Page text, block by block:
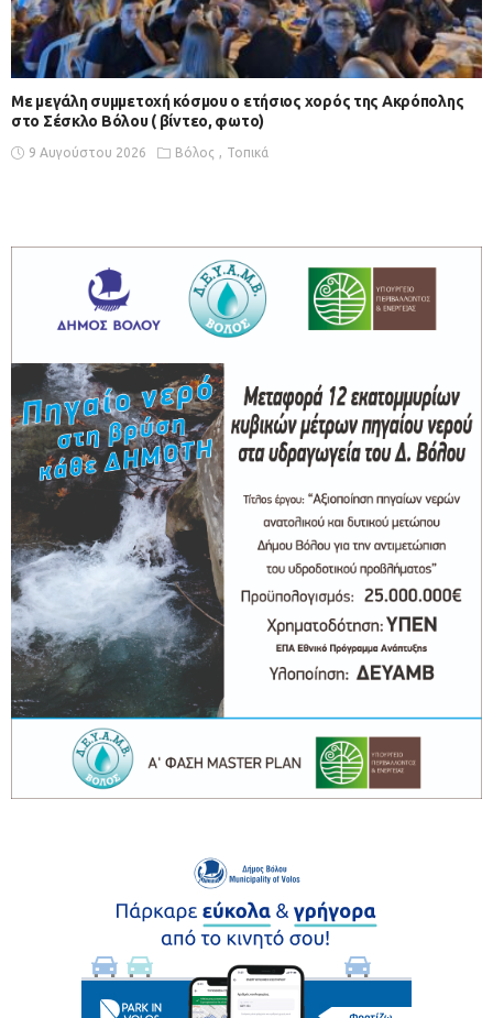
Με μεγάλη συμμετοχή κόσμου ο ετήσιος χορός της Ακρόπολης
στο Σέσκλο Βόλου ( βίντεο, φωτο)
9 Αυγούστου 2026 Βόλος Τοπικά